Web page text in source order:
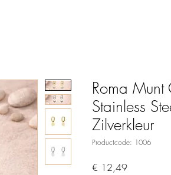
Roma Munt
Stainless
Zilverkleur
Productcode: 1006
€ 12,49Prijs